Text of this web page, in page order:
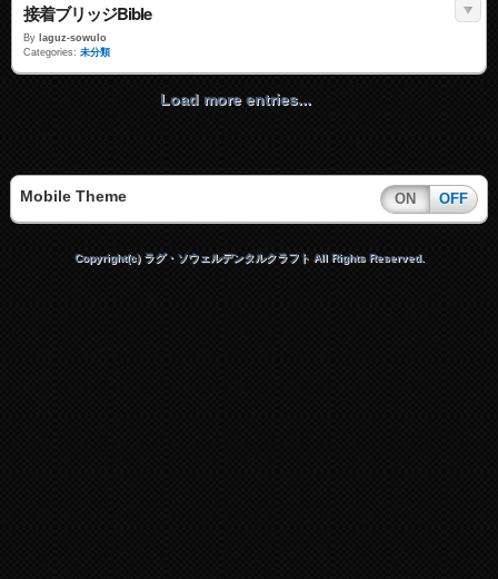
接着ブリッジBible
By laguz-sowulo
Categories: 未分類
Load more entries...
Mobile Theme ON OFF
Copyright(c) ラグ・ソウェルデンタルクラフト All Rights Reserved.